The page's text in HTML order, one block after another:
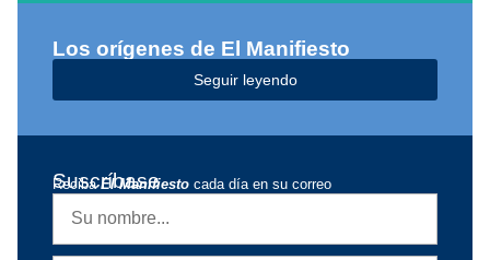
Los orígenes de El Manifiesto
Seguir leyendo
Suscríbase
RecibaEl Manifiesto cada día en su correo